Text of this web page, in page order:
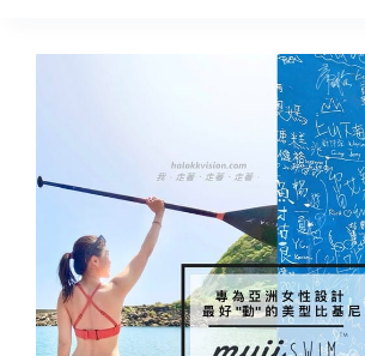
女
兒
Marium
平
穿
耐